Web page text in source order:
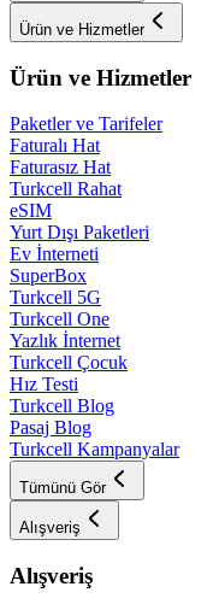
Ürün ve Hizmetler
Ürün ve Hizmetler
Paketler ve Tarifeler
Faturalı Hat
Faturasız Hat
Turkcell Rahat
eSIM
Yurt Dışı Paketleri
Ev İnterneti
SuperBox
Turkcell 5G
Turkcell One
Yazlık İnternet
Turkcell Çocuk
Hız Testi
Turkcell Blog
Pasaj Blog
Turkcell Kampanyalar
Tümünü Gör
Alışveriş
Alışveriş